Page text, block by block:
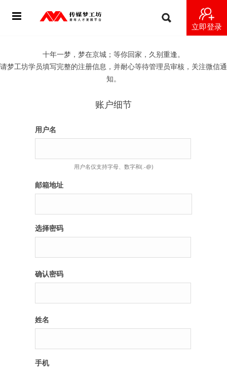
立即登录
纪录片2 青年人不同活法
出彩2016
十年一梦，梦在京城；等你回家，久别重逢。
请梦工坊学员填写完整的注册信息，并耐心等待管理员审核，关注微信通
知。
账户细节
用户名
用户名仅支持字母、数字和(.-@)
邮箱地址
选择密码
确认密码
姓名
手机